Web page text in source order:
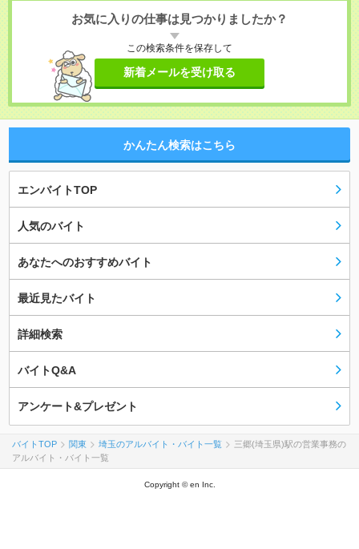
お気に入りの仕事は見つかりましたか？
この検索条件を保存して
新着メールを受け取る
かんたん検索はこちら
エンバイトTOP
人気のバイト
あなたへのおすすめバイト
最近見たバイト
詳細検索
バイトQ&A
アンケート&プレゼント
バイトTOP 関東 埼玉のアルバイト・バイト一覧
三郷(埼玉県)駅の営業事務の
アルバイト・バイト一覧
Copyright © en Inc.